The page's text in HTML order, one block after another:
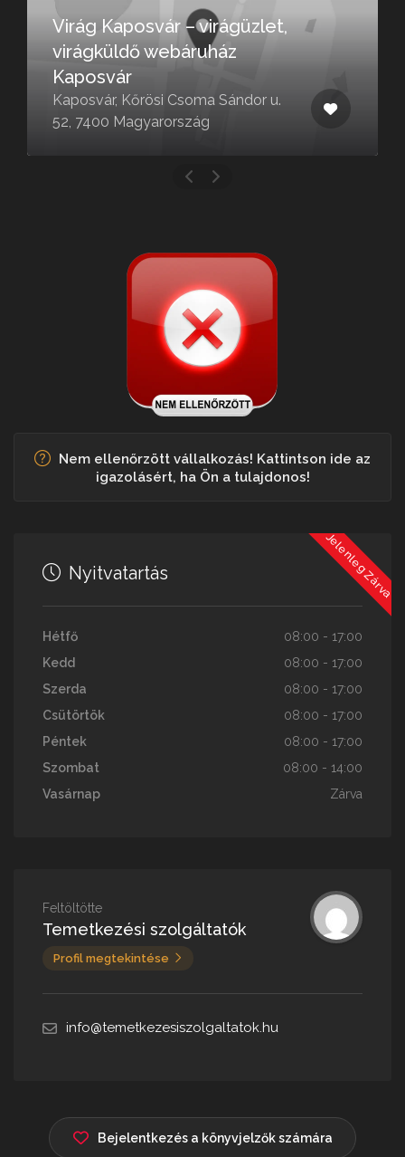
Virág Kaposvár – virágüzlet,
virágküldő webáruház
Kaposvár
Kaposvár, Kőrösi Csoma Sándor u.
52, 7400 Magyarország
Nem ellenőrzött vállalkozás! Kattintson ide az
igazolásért, ha Ön a tulajdonos!
Jelenleg Zárva
Nyitvatartás
Hétfő
08:00 - 17:00
Kedd
08:00 - 17:00
Szerda
08:00 - 17:00
Csütörtök
08:00 - 17:00
Péntek
08:00 - 17:00
Szombat
08:00 - 14:00
Vasárnap
Zárva
Feltöltötte
Temetkezési szolgáltatók
Profil megtekintése
info@temetkezesiszolgaltatok.hu
Bejelentkezés a könyvjelzők számára